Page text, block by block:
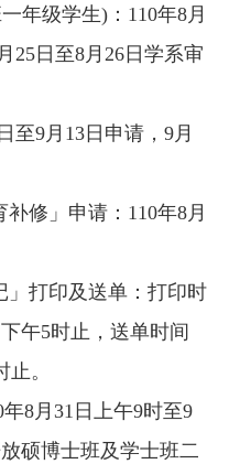
年级学生)：110年8月
25日至8月26日学系审
至9月13日申请，9月
修」申请：110年8月
」打印及送单：打印时
午5时止，送单时间
。
8月31日上午9时至9
硕博士班及学士班二